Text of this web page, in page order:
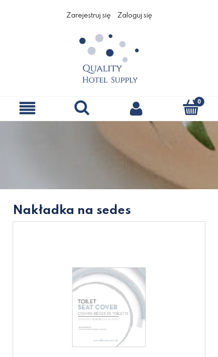
Zarejestruj się Zaloguj się
Nakładka na sedes